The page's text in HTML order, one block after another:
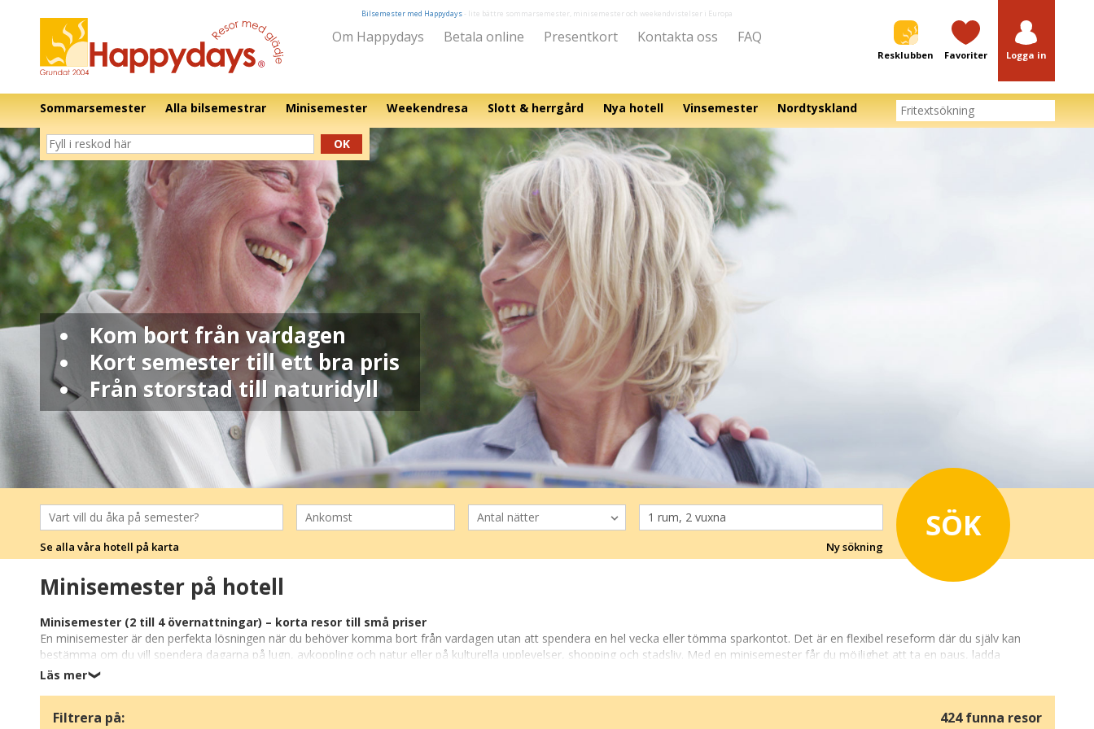
Bilsemester med Happydays - lite bättre sommarsemester, minisemester och weekendvistelser i Europa
Om Happydays Betala online Presentkort Kontakta oss FAQ
Resklubben Favoriter Logga in
Sommarsemester Alla bilsemestrar Minisemester Weekendresa Slott & herrgård Nya hotell Vinsemester Nordtyskland
Kom bort från vardagen
Kort semester till ett bra pris
Från storstad till naturidyll
OK
SÖK
Se alla våra hotell på karta Ny sökning
Minisemester på hotell
Minisemester (2 till 4 övernattningar) – korta resor till små priser
En minisemester är den perfekta lösningen när du behöver komma bort från vardagen utan att spendera en hel vecka eller tömma sparkontot. Det är en flexibel reseform där du själv kan
bestämma om du vill spendera dagarna på lugn, avkoppling och natur eller på kulturella upplevelser, shopping och stadsliv. Med en minisemester får du möjlighet att ta en paus, ladda
batterierna och skapa nya minnen – allt på kort tid och till ett pris som passar budgeten.
I Danmark kan du uppleva allt från kustområden och charmiga småstäder till livliga storstäder fyllda med aktiviteter. En minisemester i Danmark kan vara en weekend vid vattnet, en tur till
Läs mer❯
Filtrera på:
424 funna resor